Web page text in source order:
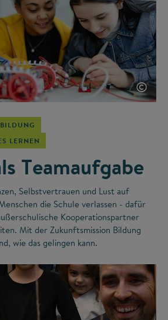
©
LERNEN
Teamaufgabe
Selbstvertrauen und Lust auf
die Schule verlassen - dafür
Kooperationspartner
Mit der Zukunftsmission Bildung
wie das gelingen kann.